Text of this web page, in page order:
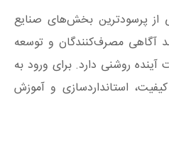
از پرسودترین بخش‌های صنایع
آگاهی مصرف‌کنندگان و توسعه
روشنی دارد. برای ورود به
استانداردسازی و آموزش